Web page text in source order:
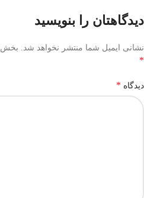
دیدگاهتان را بنویسید
نشانی ایمیل شما منتشر نخواهد شد.
*
دیدگاه *